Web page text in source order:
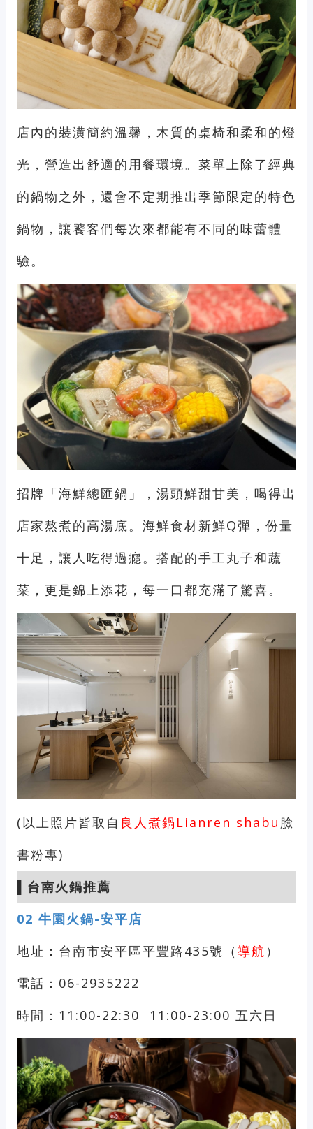
店內的裝潢簡約溫馨，木質的桌椅和柔和的燈
光，營造出舒適的用餐環境。菜單上除了經典
的鍋物之外，還會不定期推出季節限定的特色
鍋物，讓饕客們每次來都能有不同的味蕾體
驗。
招牌「海鮮總匯鍋」，湯頭鮮甜甘美，喝得出
店家熬煮的高湯底。海鮮食材新鮮Q彈，份量
十足，讓人吃得過癮。搭配的手工丸子和蔬
菜，更是錦上添花，每一口都充滿了驚喜。
(以上照片皆取自 良人煮鍋Lianren shabu 臉
書粉專)
台南火鍋推薦
02 牛園火鍋-安平店
地址：台南市安平區平豐路435號（ 導航 ）
電話：06-2935222
時間：11:00-22:30 11:00-23:00 五六日